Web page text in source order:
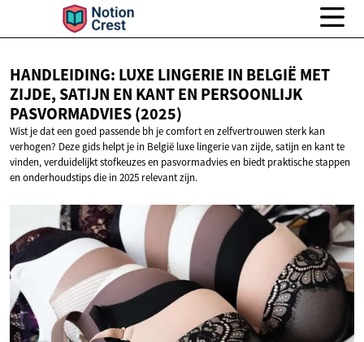
HANDLEIDING: LUXE LINGERIE IN BELGIË MET
ZIJDE, SATIJN EN KANT EN PERSOONLIJK
PASVORMADVIES (2025)
Wist je dat een goed passende bh je comfort en zelfvertrouwen sterk kan
verhogen? Deze gids helpt je in België luxe lingerie van zijde, satijn en kant te
vinden, verduidelijkt stofkeuzes en pasvormadvies en biedt praktische stappen
en onderhoudstips die in 2025 relevant zijn.